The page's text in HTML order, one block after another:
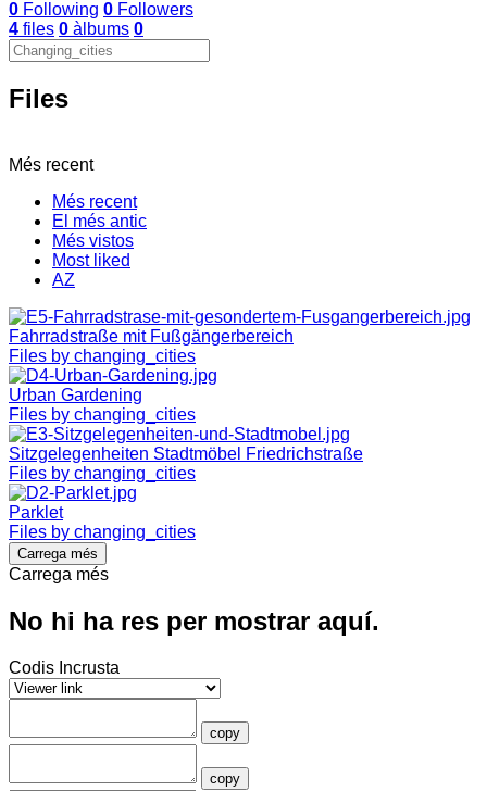
0 Following 0 Followers
4 files 0 àlbums 0
Files
Més recent
Més recent
El més antic
Més vistos
Most liked
AZ
Fahrradstraße mit Fußgängerbereich
Files by changing_cities
Urban Gardening
Files by changing_cities
Sitzgelegenheiten Stadtmöbel Friedrichstraße
Files by changing_cities
Parklet
Files by changing_cities
Carrega més
Carrega més
No hi ha res per mostrar aquí.
Codis Incrusta
copy
copy